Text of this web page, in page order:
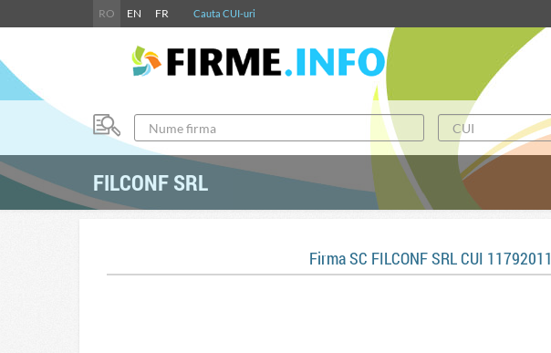
RO EN FR Cauta CUI-uri
FILCONF SRL
Firma SC FILCONF SRL CUI 11792011